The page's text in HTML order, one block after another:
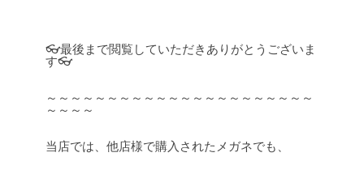
👓最後まで閲覧していただきありがとうございま
す👓
～～～～～～～～～～～～～～～～～～～～～～
～～～～
当店では、他店様で購入されたメガネでも、